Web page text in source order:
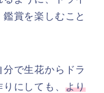
賞を楽しむこと
で生花からドラ
にしても、 より